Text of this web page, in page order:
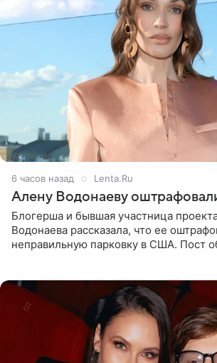
6 часов назад Lenta.Ru
Алену Водонаеву
Блогерша и бывшая участница
Водонаева рассказала, что ее
неправильную парковку в США. Пост